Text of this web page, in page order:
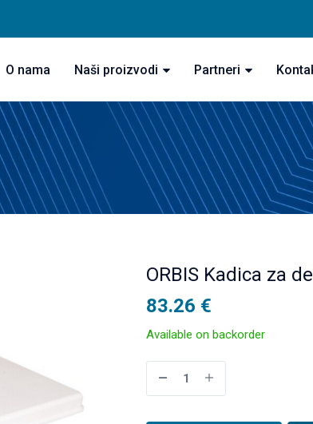
O nama Naši proizvodi Partneri
ORBIS Kadica za
83.26 €
Available on backorder